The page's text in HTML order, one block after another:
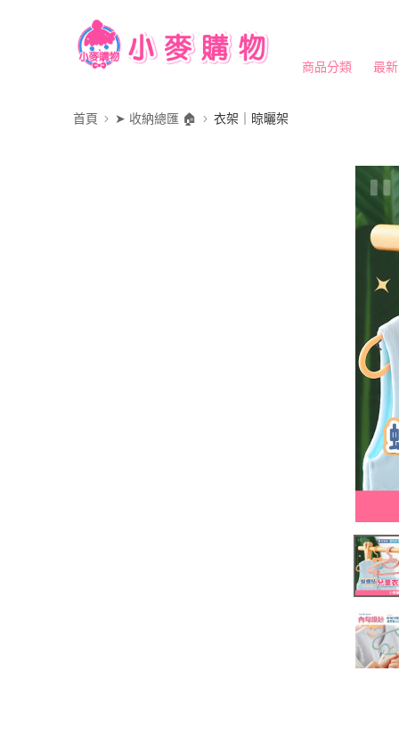
商品分類 最
首頁 ➤ 收納總匯 🏠 衣架｜晾曬架